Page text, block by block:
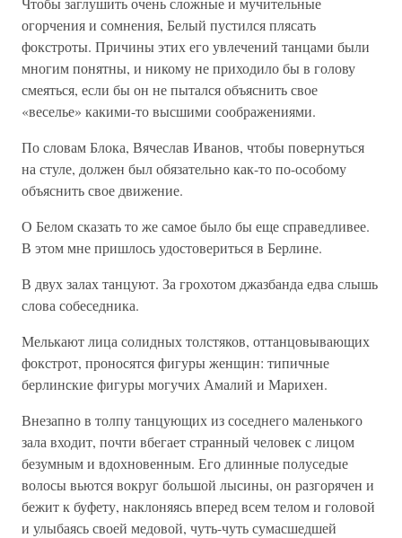
огорчения и сомнения, Белый пустился плясать
фокстроты. Причины этих его увлечений танцами были
многим понятны, и никому не приходило бы в голову
смеяться, если бы он не пытался объяснить свое
«веселье» какими-то высшими соображениями.
По словам Блока, Вячеслав Иванов, чтобы повернуться
на стуле, должен был обязательно как-то по-особому
объяснить свое движение.
О Белом сказать то же самое было бы еще справедливее.
В этом мне пришлось удостовериться в Берлине.
В двух залах танцуют. За грохотом джазбанда едва слышь
слова собеседника.
Мелькают лица солидных толстяков, оттанцовывающих
фокстрот, проносятся фигуры женщин: типичные
берлинские фигуры могучих Амалий и Марихен.
Внезапно в толпу танцующих из соседнего маленького
зала входит, почти вбегает странный человек с лицом
безумным и вдохновенным. Его длинные полуседые
волосы вьются вокруг большой лысины, он разгорячен и
бежит к буфету, наклоняясь вперед всем телом и головой
и улыбаясь своей медовой, чуть-чуть сумасшедшей